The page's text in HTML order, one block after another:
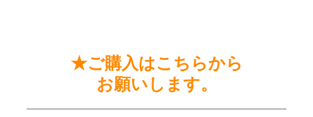
★ご購入はこちらから
お願いします。